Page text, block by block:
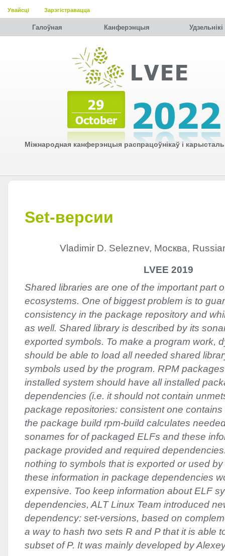
Увайсці Зарэгістравацца
Галоўная Канферэнцыя Удзельнiкi
Міжнародная канферэнцыя распрацоўнікаў і
Set-версии
Vladimir D. Seleznev, Москва,
LVEE 2019
Shared libraries are one of the important part
ecosystems. One of biggest problem is to
consistency in the package repository and
as well. Shared library is described by its
exported symbols. To make a program work,
should be able to load all needed shared
symbols used by the program. RPM
installed system should have all installed
dependencies (i.e. it should not contain
package repositories: consistent one
the package build rpm-build calculates
sonames for of packaged ELFs and these
package provided and required
nothing to symbols that is exported or used
these information in package dependencies
expensive. Too keep information about ELF
dependencies, ALT Linux Team introduced
dependency: set-versions, based on
a way to hash two sets R and P that it is able
subset of P. It was mainly developed by